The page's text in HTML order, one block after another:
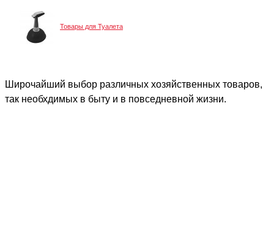
Товары для Туалета
Широчайший выбор различных хозяйственных товаров,
так необхдимых в быту и в повседневной жизни.